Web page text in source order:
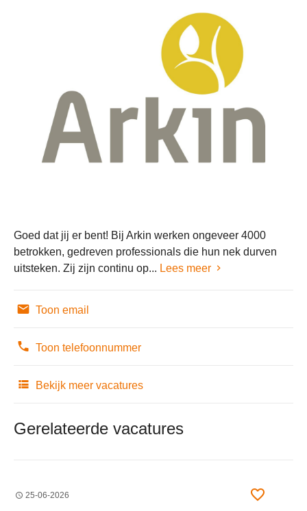
Goed dat jij er bent! Bij Arkin werken ongeveer 4000
betrokken, gedreven professionals die hun nek durven
uitsteken. Zij zijn continu op... Lees meer
Toon email
Toon telefoonnummer
Bekijk meer vacatures
Gerelateerde vacatures
25-06-2026